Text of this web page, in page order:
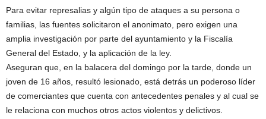
Para evitar represalias y algún tipo de ataques a su persona o
familias, las fuentes solicitaron el anonimato, pero exigen una
amplia investigación por parte del ayuntamiento y la Fiscalía
General del Estado, y la aplicación de la ley.
Aseguran que, en la balacera del domingo por la tarde, donde un
joven de 16 años, resultó lesionado, está detrás un poderoso líder
de comerciantes que cuenta con antecedentes penales y al cual se
le relaciona con muchos otros actos violentos y delictivos.